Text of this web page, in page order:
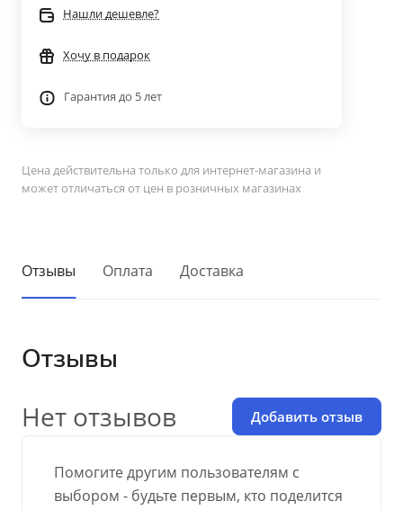
Нашли дешевле?
Хочу в подарок
Гарантия до 5 лет
Цена действительна только для интернет-магазина и
может отличаться от цен в розничных магазинах
Отзывы Оплата Доставка
Отзывы
Помогите другим пользователям с
выбором - будьте первым, кто поделится
Нет отзывов Добавить отзыв